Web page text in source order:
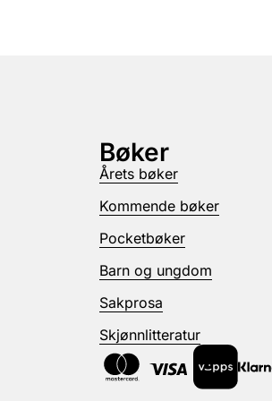
Bøker
Årets bøker
Kommende bøker
Pocketbøker
Barn og ungdom
Sakprosa
Skjønnlitteratur